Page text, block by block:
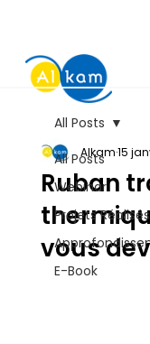
All Posts
Webinar
Projets Réalisés
E-Book
All Posts
Ruban
vous
Alkam15